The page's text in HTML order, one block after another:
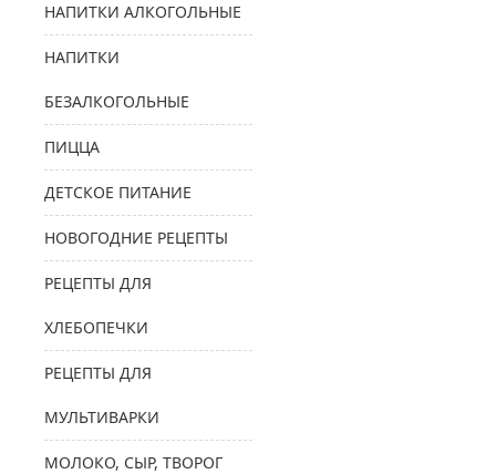
НАПИТКИ АЛКОГОЛЬНЫЕ
НАПИТКИ
БЕЗАЛКОГОЛЬНЫЕ
ПИЦЦА
ДЕТСКОЕ ПИТАНИЕ
НОВОГОДНИЕ РЕЦЕПТЫ
РЕЦЕПТЫ ДЛЯ
ХЛЕБОПЕЧКИ
РЕЦЕПТЫ ДЛЯ
МУЛЬТИВАРКИ
МОЛОКО, СЫР, ТВОРОГ